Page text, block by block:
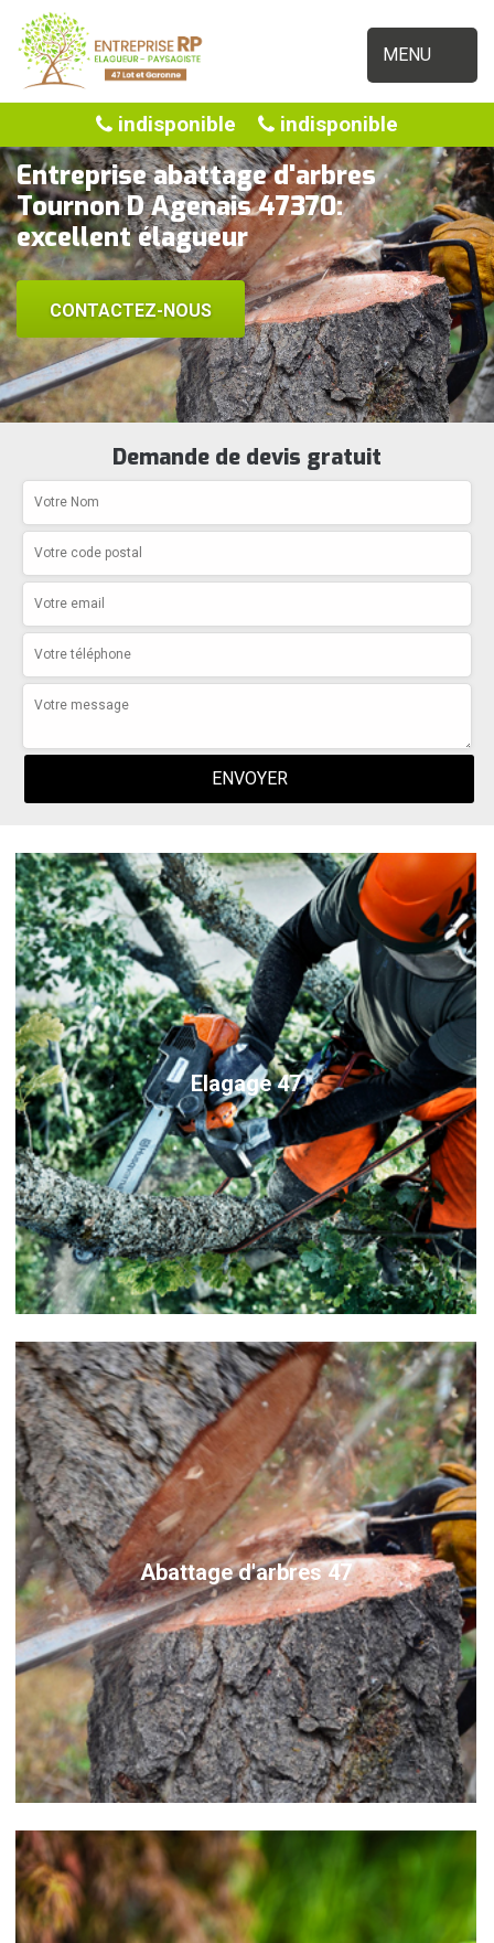
MENU
indisponible indisponible
Entreprise abattage d'arbres
Tournon D Agenais 47370:
excellent élagueur
CONTACTEZ-NOUS
Demande de devis gratuit
Elagage 47
Abattage d'arbres 47